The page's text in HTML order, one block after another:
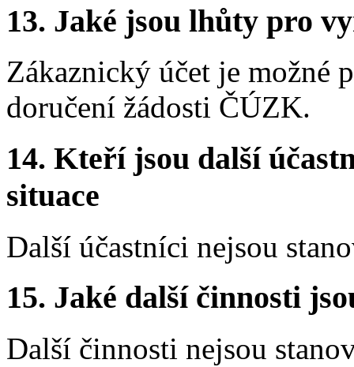
13. Jaké jsou lhůty pro
Zákaznický účet je možné
doručení žádosti ČÚZK.
14. Kteří jsou další
situace
Další účastníci nejsou
15. Jaké další činnosti
Další činnosti nejsou